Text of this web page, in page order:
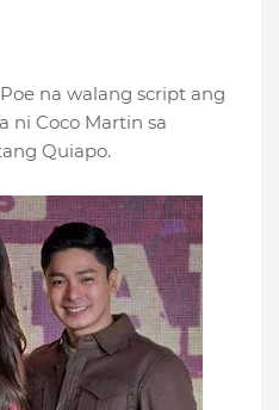
na walang script ang
ni Coco Martin sa
Quiapo.